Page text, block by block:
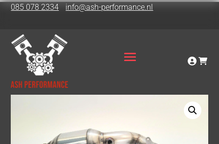
085 078 2334 info@ash-performance.nl